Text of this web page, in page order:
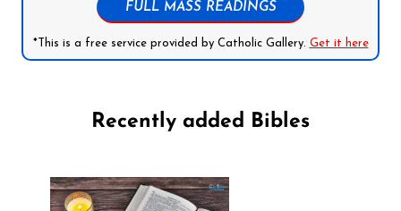
FULL MASS READINGS
*This is a free service provided by Catholic Gallery. Get it here
Recently added Bibles